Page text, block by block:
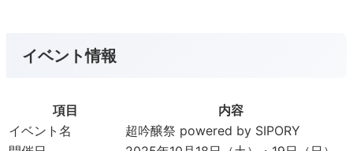
イベント情報
項目
内容
イベント名
超吟醸祭 powered by SIPORY